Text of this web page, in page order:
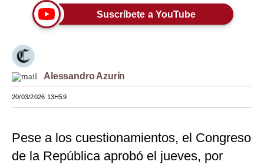
Moda
Estilos
Mundo
EEUU
México
Suscríbete a YouTube
Alessandro Azurín
20/03/2026 13H59
Pese a los cuestionamientos, el Congreso
de la República aprobó el jueves, por